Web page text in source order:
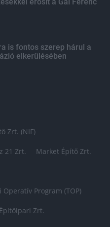
is fontos szerep hárul a
elkerülésében
Zrt. (NIF)
21 Zrt. Market Építő Zrt.
Program (TOP)
Zrt.